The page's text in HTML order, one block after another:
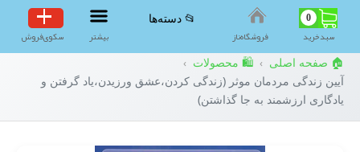
0
سبد‌خرید فروشگاه‌ناز
📂 دسته‌ها
بیشتر سکوی‌فروش
🏠 صفحه اصلی › 🛍️ محصولات ›
آیین زندگی مردمان موثر (زندگی کردن،عشق ورزیدن،یاد گرفتن و
یادگاری ارزشمند به جا گذاشتن)